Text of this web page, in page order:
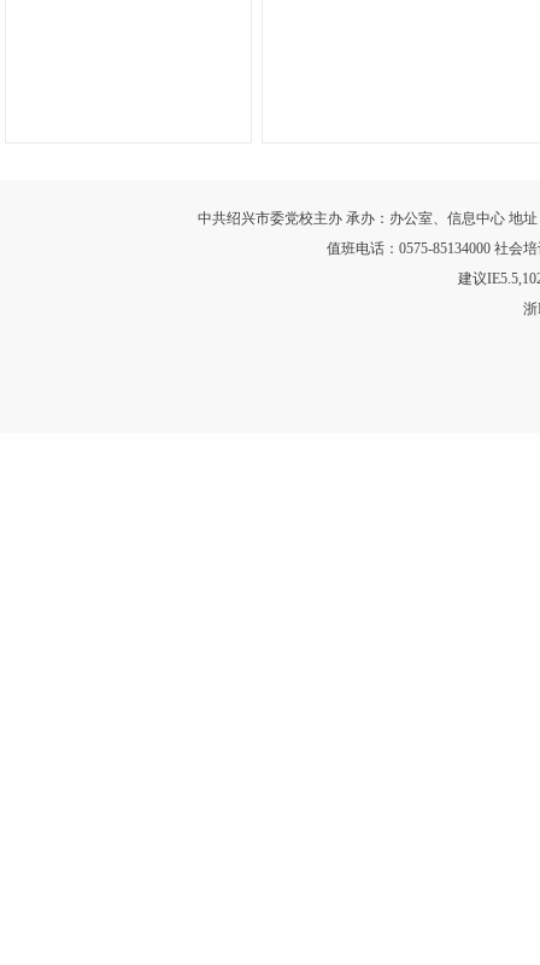
中共绍兴市委党校主办 承办：办公室、信息中心 地
值班电话：0575-85134000 社会
建议
浙